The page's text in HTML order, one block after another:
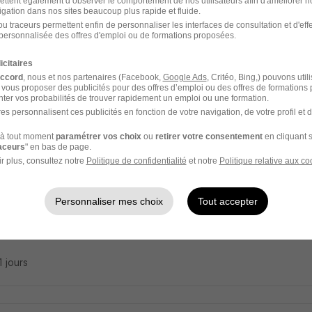
Commercial - Rayon Liquides -
Bains - 80
jours
jours
dans nos sites beaucoup plus rapide et fluide.
traceurs permettent enfin de personnaliser les interfaces de consultation et
des offres d'emploi ou de formations proposées.
, nous et nos partenaires (Facebook, Google Ads, Critéo, Bing,) pouvons
proposer des publicités pour des offres d’emploi ou des offres de formations
vos probabilités de trouver rapidement un emploi ou une formation.
personnalisent ces publicités en fonction de votre navigation, de votre profil et
tout moment paramétrer vos choix ou retirer votre consentementen cliquant
" en bas de page.
plus, consultez notre Politique de confidentialité et notre Politique relative aux
Personnaliser mes choix Tout accepter